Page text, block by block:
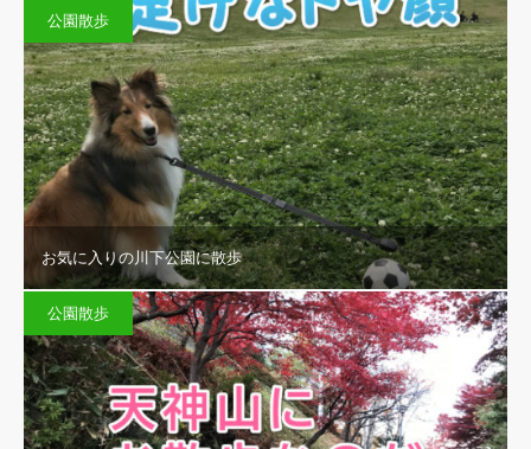
公園散歩
お気に入りの川下公園に散歩
公園散歩